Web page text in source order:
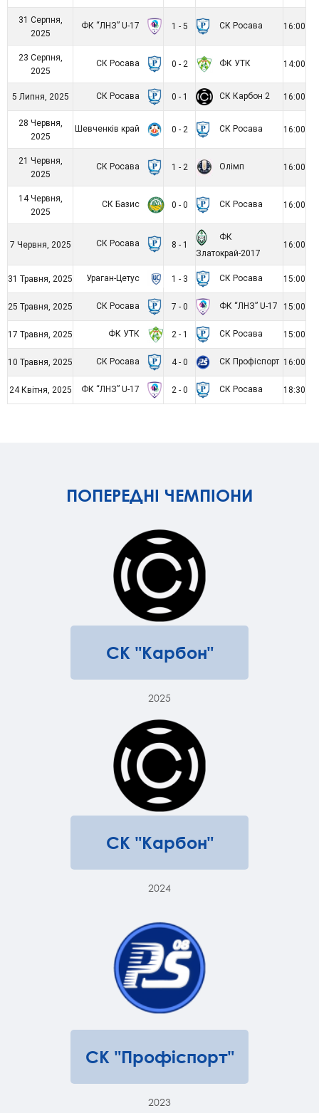
31 Серпня,
2025
ФК “ЛНЗ” U-17 1 - 5 СК Росава 16:00
23 Серпня,
2025
СК Росава 0 - 2 ФК УТК 14:00
5 Липня, 2025 СК Росава 0 - 1 СК Карбон 2 16:00
28 Червня,
2025
Шевченків край 0 - 2 СК Росава 16:00
21 Червня,
2025
СК Росава 1 - 2 Олімп 16:00
14 Червня,
2025
СК Базис 0 - 0 СК Росава 16:00
7 Червня, 2025 СК Росава 8 - 1
ФК
Златокрай-2017
16:00
31 Травня, 2025 Ураган-Цетус 1 - 3 СК Росава 15:00
25 Травня, 2025 СК Росава 7 - 0 ФК “ЛНЗ” U-17 15:00
17 Травня, 2025 ФК УТК 2 - 1 СК Росава 15:00
10 Травня, 2025 СК Росава 4 - 0 СК Профіспорт 16:00
24 Квітня, 2025 ФК “ЛНЗ” U-17 2 - 0 СК Росава 18:30
ПОПЕРЕДНІ ЧЕМПІОНИ
СК "Карбон"
2025
СК "Карбон"
2024
СК "Профіспорт"
2023